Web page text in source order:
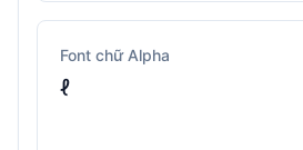
Font chữ Alpha
ℓ